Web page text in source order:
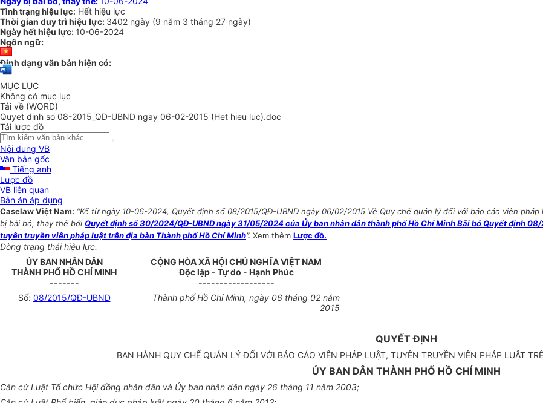
Tình trạng hiệu lực: Hết hiệu lực
Thời gian duy trì hiệu lực: 3402 ngày (9 năm 3 tháng 27 ngày)
Ngày hết hiệu lực: 10-06-2024
Ngôn ngữ:
Định dạng văn bản hiện có:
MỤC LỤC
Không có mục lục
Tải về (WORD)
Quyet dinh so 08-2015_QD-UBND ngay 06-02-2015 (Het hieu luc).doc
Tải lược đồ
Nội dung VB
Văn bản gốc
Tiếng anh
Lược đồ
VB liên quan
Bản án áp dụng
Caselaw Việt Nam: “Kể từ ngày 10-06-2024, Quyết định số 08/2015/QĐ-UBND ngày 06/02/2015 Về Quy chế quản lý đối với báo cáo viên
bị bãi bỏ, thay thế bởi Quyết định số 30/2024/QĐ-UBND ngày 31/05/2024 của Ủy ban nhân dân thành phố Hồ Chí Minh Bãi bỏ Quyết định
tuyên truyền viên pháp luật trên địa bàn Thành phố Hồ Chí Minh”. Xem thêm Lược đồ.
Dòng trạng thái hiệu lực.
ỦY BAN NHÂN DÂN
THÀNH PHỐ HỒ CHÍ MINH
-------
CỘNG HÒA XÃ HỘI CHỦ NGHĨA VIỆT NAM
Độc lập - Tự do - Hạnh Phúc
------------------
Số: 08/2015/QĐ-UBND
Thành phố Hồ Chí Minh, ngày 06 tháng 02 năm
2015
QUYẾT ĐỊNH
BAN HÀNH QUY CHẾ QUẢN LÝ ĐỐI VỚI BÁO CÁO VIÊN PHÁP LUẬT, TUYÊN TRUYỀN VIÊN PHÁP LUẬT
ỦY BAN DÂN THÀNH PHỐ HỒ CHÍ MINH
Căn cứ Luật Tổ chức Hội đồng nhân dân và Ủy ban nhân dân ngày 26 tháng 11 năm 2003;